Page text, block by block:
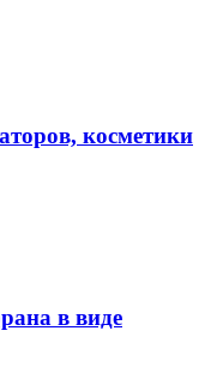
косметики
в виде